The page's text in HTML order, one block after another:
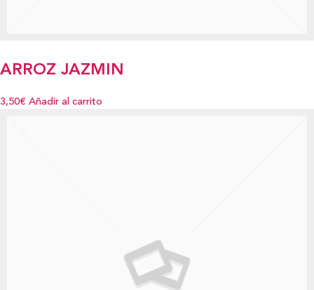
ARROZ JAZMIN
3,50€ Añadir al carrito